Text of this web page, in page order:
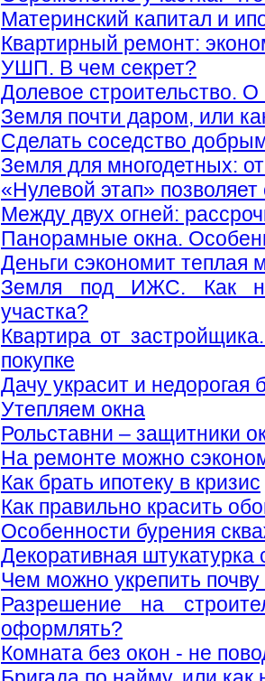
Материнский капитал и
Квартирный ремонт:
УШП. В чем секрет?
Долевое строительство.
Земля почти даром, или
Сделать соседство
Земля для многодетных:
«Нулевой этап»
Между двух огней:
Панорамные окна.
Деньги сэкономит теплая
Земля под ИЖС. Как
участка?
Квартира от
покупке
Дачу украсит и недорогая
Утепляем окна
Рольставни – защитники
На ремонте можно
Как брать ипотеку в кризис
Как правильно красить
Особенности бурения
Декоративная штукатурка
Чем можно укрепить почву
Разрешение на
оформлять?
Комната без окон - не